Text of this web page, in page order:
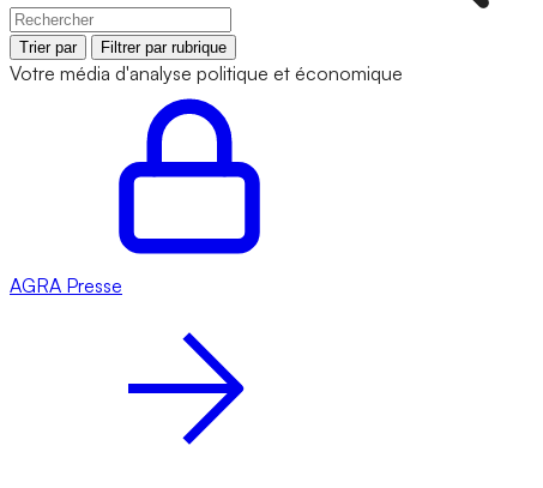
Trier par Filtrer par rubrique
Votre média d'analyse politique et économique
AGRA Presse